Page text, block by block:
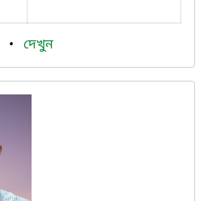
• দেখুন